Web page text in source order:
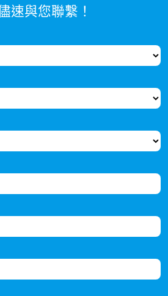
速與您聯繫！